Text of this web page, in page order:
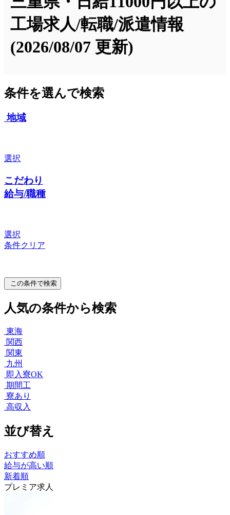
工場求人/転職/派遣情報
(2026/08/07 更新)
条件を選んで検索
地域
選択
こだわり
給与/職種
選択
条件クリア
この条件で検索
人気の条件から検索
東海
関西
関東
九州
即入寮OK
期間工
寮あり
高収入
並び替え
おすすめ順
給与が高い順
新着順
プレミア求人